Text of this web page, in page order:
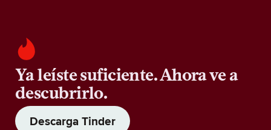
Ya leíste suficiente. Ahora ve a
descubrirlo.
Descarga Tinder